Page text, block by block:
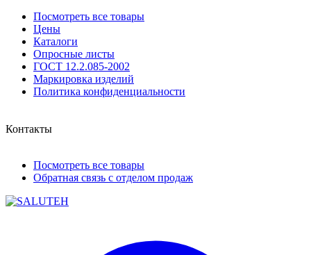
Посмотреть все товары
Цены
Каталоги
Опросные листы
ГОСТ 12.2.085-2002
Маркировка изделий
Политика конфиденциальности
Контакты
Посмотреть все товары
Обратная связь с отделом продаж